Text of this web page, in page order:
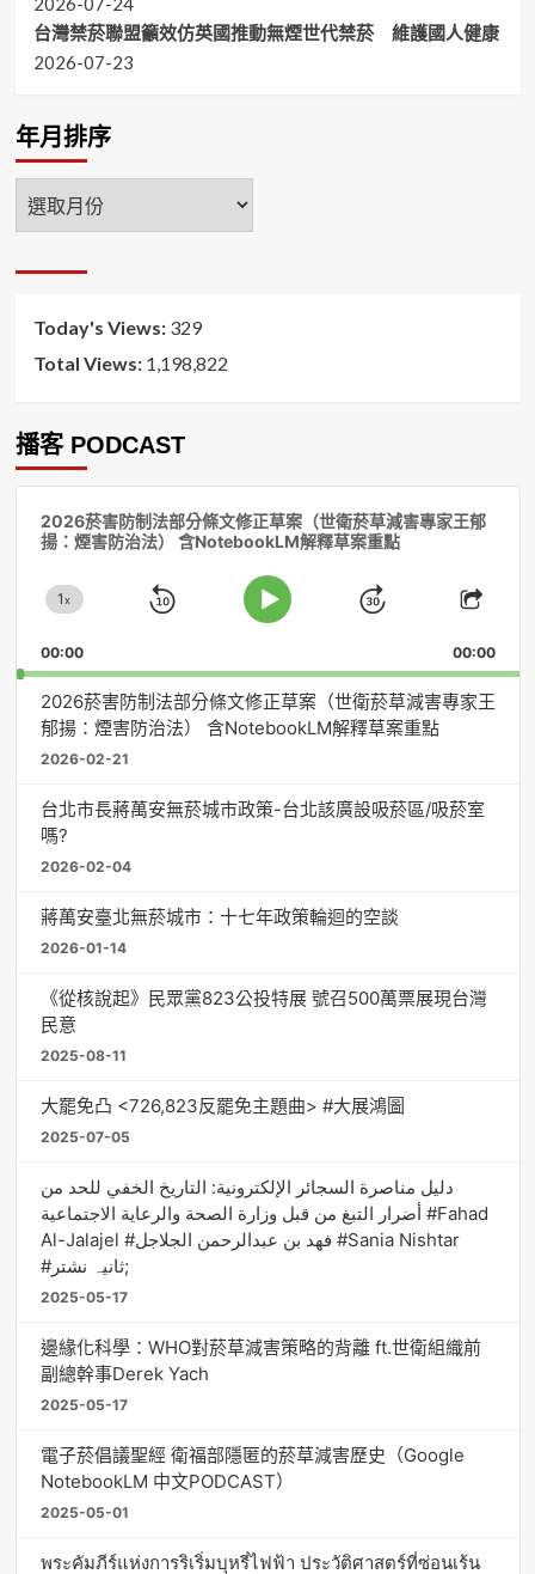
台灣禁菸聯盟籲效仿英國推動無煙世代禁菸 維護國人健康
2026-07-23
年月排序
年
月
序
Today's Views: 329
Total Views: 1,198,822
播客 PODCAST
2026菸害防制法部分條文修正草案（世衛菸草減害專家王郁
揚：煙害防治法） 含NotebookLM解釋草案重點
Change
Rate
1x
Skip
Play
Jump
Forward
Share
00:00 00:00
2026菸害防制法部分條文修正草案（世衛菸草減害專家王
郁揚：煙害防治法） 含NotebookLM解釋草案重點
2026-02-21
台北市長蔣萬安無菸城市政策-台北該廣設吸菸區/吸菸室
嗎?
2026-02-04
蔣萬安臺北無菸城市：十七年政策輪迴的空談
2026-01-14
《從核說起》民眾黨823公投特展 號召500萬票展現台灣
民意
2025-08-11
大罷免凸 <726,823反罷免主題曲> #大展鴻圖
2025-07-05
دليل مناصرة السجائر الإلكترونية: التاريخ الخفي للحد من
أضرار التبغ من قبل وزارة الصحة والرعاية الاجتماعية #Fahad
Al-Jalajel #فهد بن عبدالرحمن الجلاجل #Sania Nishtar
#ثانیہ نشتر;
2025-05-17
邊緣化科學：WHO對菸草減害策略的背離 ft.世衛組織前
副總幹事Derek Yach
2025-05-17
電子菸倡議聖經 衛福部隱匿的菸草減害歷史（Google
NotebookLM 中文PODCAST）
2025-05-01
พระคัมภีร์แห่งการริเริ่มบุหรี่ไฟฟ้า ประวัติศาสตร์ที่ซ่อนเร้น